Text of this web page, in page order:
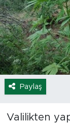
Paylaş
Valilikten
Yaşam
Sağlık
Eğitim
Ekonomi
Hava